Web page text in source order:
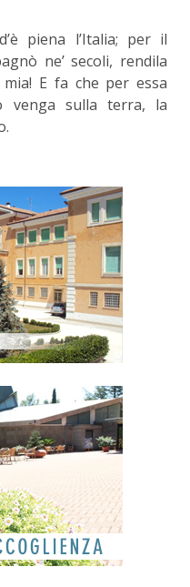
piena l’Italia; per il
ne’ secoli, rendila
E fa che per essa
venga sulla terra, la